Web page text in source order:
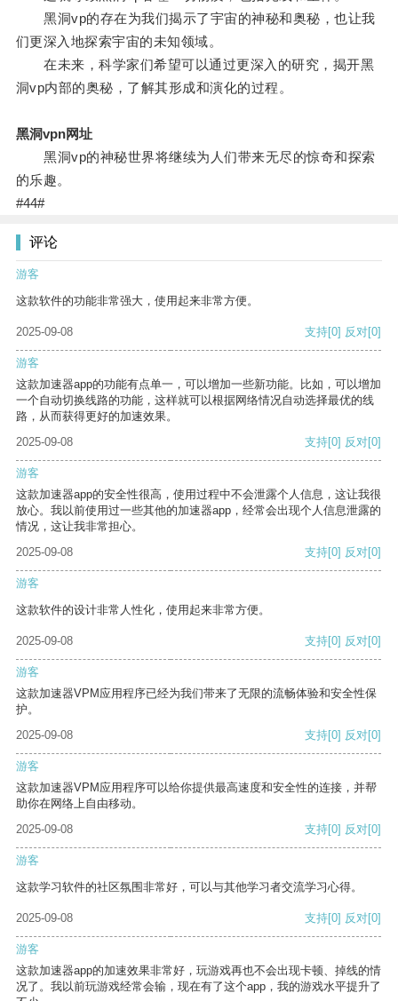
黑洞vp的存在为我们揭示了宇宙的神秘和奥秘，也让我
们更深入地探索宇宙的未知领域。
在未来，科学家们希望可以通过更深入的研究，揭开黑
洞vp内部的奥秘，了解其形成和演化的过程。
黑洞vpn网址
黑洞vp的神秘世界将继续为人们带来无尽的惊奇和探索
的乐趣。
#44#
评论
游客
这款软件的功能非常强大，使用起来非常方便。
2025-09-08 支持[0] 反对[0]
游客
这款加速器app的功能有点单一，可以增加一些新功能。比如，可以增加
一个自动切换线路的功能，这样就可以根据网络情况自动选择最优的线
路，从而获得更好的加速效果。
2025-09-08
支持[0] 反对[0]
游客
这款加速器app的安全性很高，使用过程中不会泄露个人信息，这让我很
放心。我以前使用过一些其他的加速器app，经常会出现个人信息泄露的
情况，这让我非常担心。
2025-09-08
支持[0] 反对[0]
游客
这款软件的设计非常人性化，使用起来非常方便。
2025-09-08 支持[0] 反对[0]
游客
这款加速器VPM应用程序已经为我们带来了无限的流畅体验和安全性保
护。
2025-09-08
支持[0] 反对[0]
游客
这款加速器VPM应用程序可以给你提供最高速度和安全性的连接，并帮
助你在网络上自由移动。
2025-09-08
支持[0] 反对[0]
游客
这款学习软件的社区氛围非常好，可以与其他学习者交流学习心得。
2025-09-08 支持[0] 反对[0]
游客
这款加速器app的加速效果非常好，玩游戏再也不会出现卡顿、掉线的情
况了。我以前玩游戏经常会输，现在有了这个app，我的游戏水平提升了